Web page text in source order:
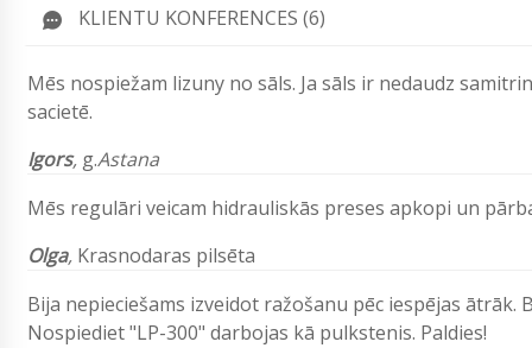
KLIENTU KONFERENCES (6)
Mēs nospiežam lizuny no sāls. Ja sāls ir nedaudz
sacietē.
Igors, g.Astana
Mēs regulāri veicam hidrauliskās preses apkopi un
Olga, Krasnodaras pilsēta
Bija nepieciešams izveidot ražošanu pēc iespējas
Nospiediet "LP-300" darbojas kā pulkstenis. Paldies!